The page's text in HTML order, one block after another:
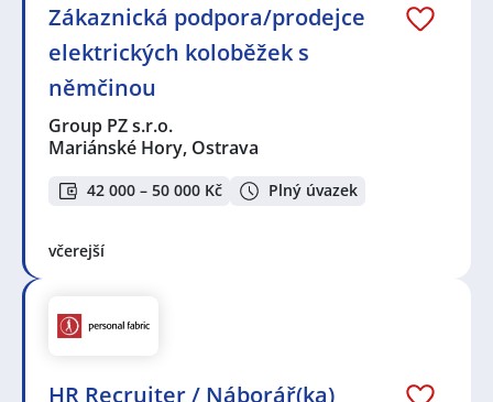
Zákaznická podpora/prodejce
elektrických koloběžek s
němčinou
Group PZ s.r.o.
Mariánské Hory, Ostrava
42 000 – 50 000 Kč Plný úvazek
včerejší
HR Recruiter / Náborář(ka)